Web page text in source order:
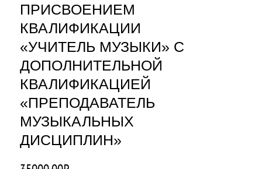
ПРИСВОЕНИЕМ
КВАЛИФИКАЦИИ
«УЧИТЕЛЬ МУЗЫКИ» С
ДОПОЛНИТЕЛЬНОЙ
КВАЛИФИКАЦИЕЙ
«ПРЕПОДАВАТЕЛЬ
МУЗЫКАЛЬНЫХ
ДИСЦИПЛИН»